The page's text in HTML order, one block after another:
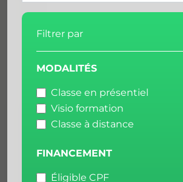
Filtrer par
MODALITÉS
Classe en présentiel
Visio formation
Classe à distance
FINANCEMENT
Éligible CPF